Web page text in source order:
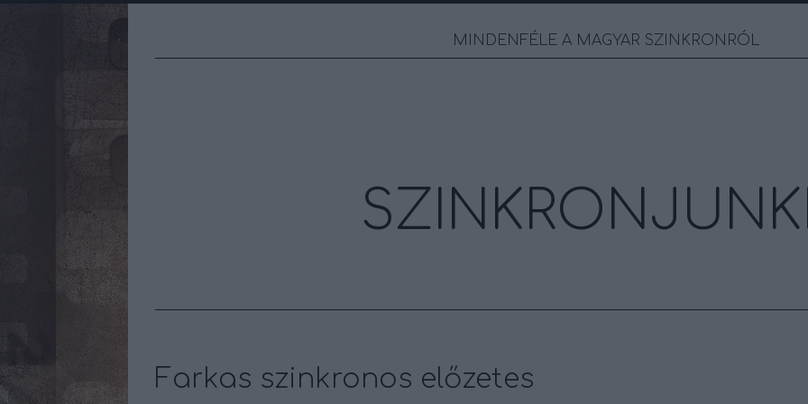
MINDENFÉLE A MAGYAR SZINKRONRÓL
Farkas szinkronos előzetes